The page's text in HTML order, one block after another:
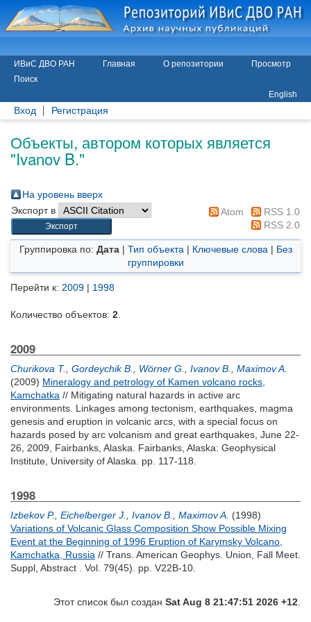
ИВиС ДВО РАН Главная О репозитории
Просмотр
Поиск
English
Вход Регистрация
Объекты, автором которых является
"Ivanov B."
На уровень вверх
Экспорт в
Atom
RSS 1.0
RSS 2.0
Группировка по: Дата| Тип объекта | Ключевые слова | Без
группировки
Перейти к: 2009 | 1998
Количество объектов: 2
2009
Churikova T. Gordeychik B. Wörner G. Ivanov B.
Maximov A.
(2009) Mineralogy and petrology of Kamen volcano rocks,
Kamchatka // Mitigating natural hazards in active arc
environments. Linkages among tectonism, earthquakes, magma
genesis and eruption in volcanic arcs, with a special focus on
hazards posed by arc volcanism and great earthquakes, June 22-
26, 2009, Fairbanks, Alaska. Fairbanks, Alaska: Geophysical
Institute, University of Alaska. pp. 117-118.
1998
Izbekov P. Eichelberger J. Ivanov B. Maximov A. (1998)
Variations of Volcanic Glass Composition Show Possible Mixing
Event at the Beginning of 1996 Eruption of Karymsky Volcano,
Kamchatka, Russia // Trans. American Geophys. Union, Fall Meet.
Suppl, Abstract . Vol. 79(45). pp. V22B-10.
Этот список был создан Sat Aug 8 21:47:51 2026 +12